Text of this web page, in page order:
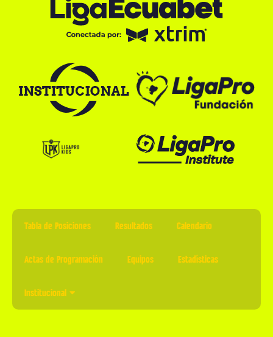
Tabla de Posiciones Resultados Calendario
Actas de Programación Equipos Estadísticas
Institucional